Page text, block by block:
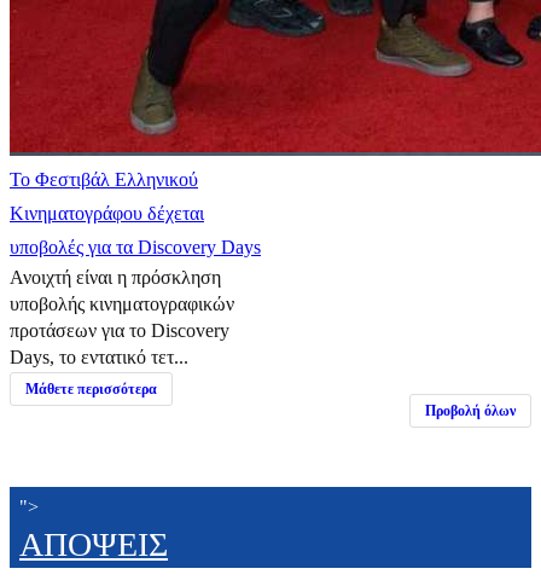
Το Φεστιβάλ Ελληνικού
Κινηματογράφου δέχεται
υποβολές για τα Discovery Days
Ανοιχτή είναι η πρόσκληση
υποβολής κινηματογραφικών
προτάσεων για το Discovery
Days, το εντατικό τετ...
Μάθετε περισσότερα
Προβολή όλων
">
ΑΠΟΨΕΙΣ